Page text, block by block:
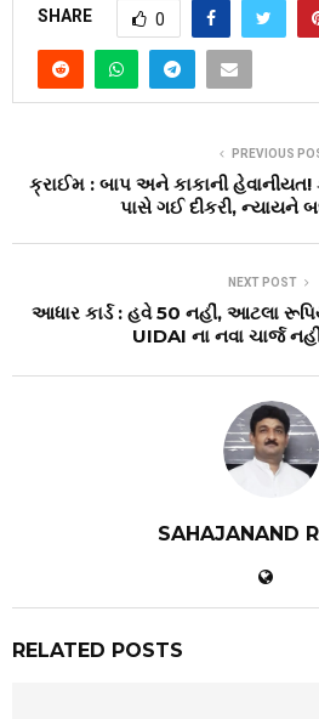
SHARE 0
PREVIOUS
ક્રાઈમ : બાપ અને કાકાની હેવાનીયત!
પાસે ગઈ દીકરી, ન્યાયને
NEXT POST
આધાર કાર્ડ : હવે ₹50 નહીં, આટલા
UIDAI ના નવા ચાર્જ
SAHAJANAND
RELATED POSTS